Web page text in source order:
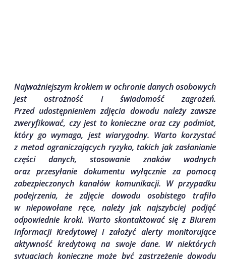
Najważniejszym krokiem w ochronie danych osobowych
jest ostrożność i świadomość zagrożeń.
Przed udostępnieniem zdjęcia dowodu należy zawsze
zweryfikować, czy jest to konieczne oraz czy podmiot,
który go wymaga, jest wiarygodny. Warto korzystać
z metod ograniczających ryzyko, takich jak zasłanianie
części danych, stosowanie znaków wodnych
oraz przesyłanie dokumentu wyłącznie za pomocą
zabezpieczonych kanałów komunikacji. W przypadku
podejrzenia, że zdjęcie dowodu osobistego trafiło
w niepowołane ręce, należy jak najszybciej podjąć
odpowiednie kroki. Warto skontaktować się z Biurem
Informacji Kredytowej i założyć alerty monitorujące
aktywność kredytową na swoje dane. W niektórych
sytuacjach konieczne może być zastrzeżenie dowodu